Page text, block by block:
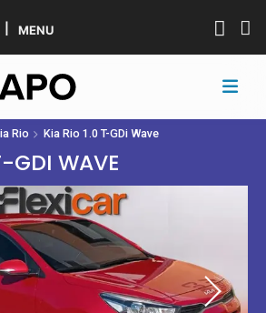
MENU
Rio Kia Rio 1.0 T-GDi Wave
GDI WAVE